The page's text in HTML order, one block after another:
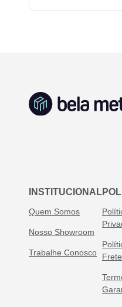
INSTITUCIONAL
Quem Somos
Nosso Showroom
Trabalhe Conosco
Frete